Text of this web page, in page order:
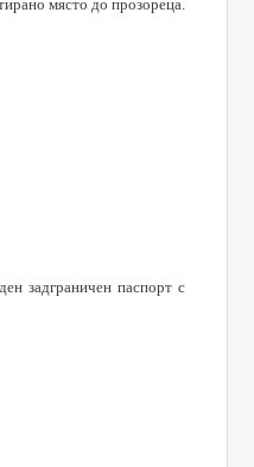
място до прозореца.
задграничен паспорт с